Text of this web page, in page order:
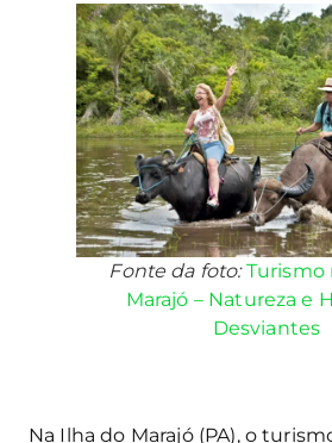
Fonte da foto:Turismo
Marajó – Natureza e
Desviantes
Na Ilha do Marajó (PA), o